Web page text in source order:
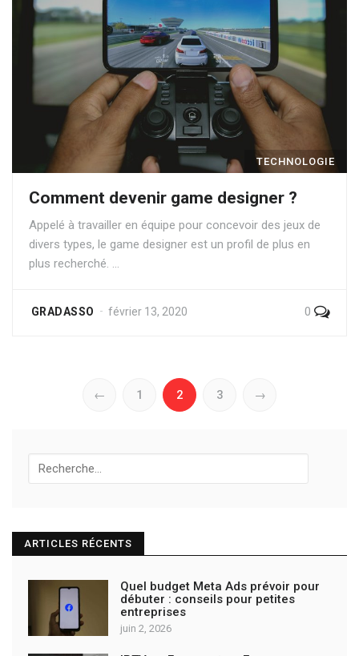
TECHNOLOGIE
Comment devenir game designer ?
Appelé à travailler en équipe pour concevoir des jeux de
divers types, le game designer est un profil de plus en
plus recherché. …
0
GRADASSO février 13, 2020
← 1 2 3 →
Recherche
pour:
ARTICLES RÉCENTS
Quel budget Meta Ads prévoir pour
débuter : conseils pour petites
entreprises
juin 2, 2026